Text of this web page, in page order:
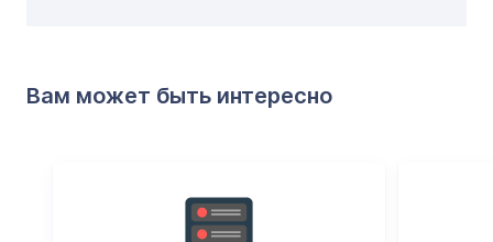
Вам может быть интересно